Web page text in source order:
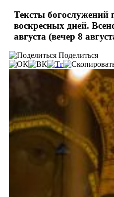
Тексты богослужений
воскресных дней.
августа (вечер 8
Поделиться